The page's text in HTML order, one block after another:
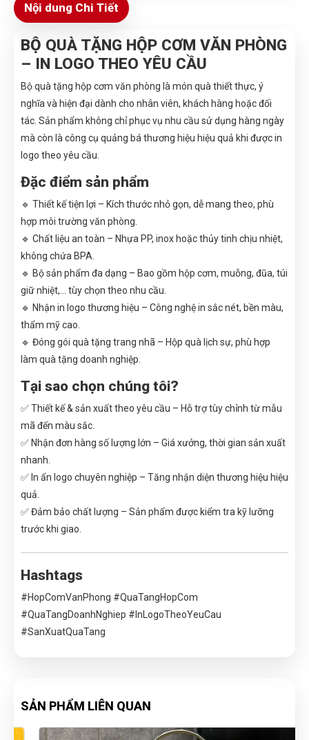
Nội dung Chi Tiết
BỘ QUÀ TẶNG HỘP CƠM VĂN PHÒNG
– IN LOGO THEO YÊU CẦU
Bộ quà tặng hộp cơm văn phòng là món quà thiết thực, ý
nghĩa và hiện đại dành cho nhân viên, khách hàng hoặc đối
tác. Sản phẩm không chỉ phục vụ nhu cầu sử dụng hàng ngày
mà còn là công cụ quảng bá thương hiệu hiệu quả khi được in
logo theo yêu cầu.
Đặc điểm sản phẩm
🔹 Thiết kế tiện lợi – Kích thước nhỏ gọn, dễ mang theo, phù
hợp môi trường văn phòng.
🔹 Chất liệu an toàn – Nhựa PP, inox hoặc thủy tinh chịu nhiệt,
không chứa BPA.
🔹 Bộ sản phẩm đa dạng – Bao gồm hộp cơm, muỗng, đũa, túi
giữ nhiệt,... tùy chọn theo nhu cầu.
🔹 Nhận in logo thương hiệu – Công nghệ in sắc nét, bền màu,
thẩm mỹ cao.
🔹 Đóng gói quà tặng trang nhã – Hộp quà lịch sự, phù hợp
làm quà tặng doanh nghiệp.
Tại sao chọn chúng tôi?
✅ Thiết kế & sản xuất theo yêu cầu – Hỗ trợ tùy chỉnh từ mẫu
mã đến màu sắc.
✅ Nhận đơn hàng số lượng lớn – Giá xưởng, thời gian sản xuất
nhanh.
✅ In ấn logo chuyên nghiệp – Tăng nhận diện thương hiệu hiệu
quả.
✅ Đảm bảo chất lượng – Sản phẩm được kiểm tra kỹ lưỡng
trước khi giao.
Hashtags
#HopComVanPhong #QuaTangHopCom
#QuaTangDoanhNghiep #InLogoTheoYeuCau
#SanXuatQuaTang
SẢN PHẨM LIÊN QUAN